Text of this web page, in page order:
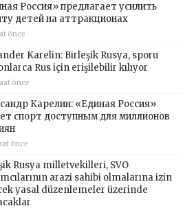
Россия» предлагает усилить
детей на аттракционах
önce
Karelin: Birleşik Rusya, sporu
Rus için erişilebilir kılıyor
önce
Карелин: «Единая Россия»
спорт доступным для миллионов
önce
Rusya milletvekilleri, SVO
arazi sahibi olmalarına izin
yasal düzenlemeler üzerinde